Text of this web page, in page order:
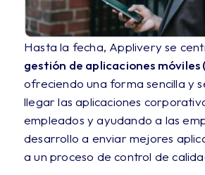
Hasta la fecha, Applivery se
gestión de aplicaciones móviles
ofreciendo una forma sencilla y
llegar las aplicaciones
empleados y ayudando a las
desarrollo a enviar mejores
a un proceso de control de